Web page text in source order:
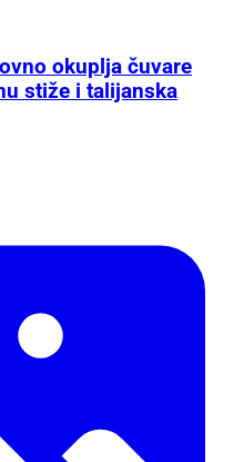
okuplja čuvare
stiže i talijanska